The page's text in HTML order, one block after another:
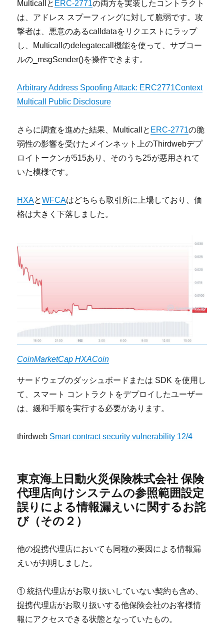
Multicallと ERC-2771の両方を実装したコントラクト
は、アドレス スプーフィングに対して脆弱です。攻
撃者は、悪意のあるcalldataをリクエストにラップ
し、Multicallのdelegatecall機能を使って、サブコー
ルの_msgSender()を操作できます。
Arbitrary Address Spoofing Attack: ERC2771Context
Multicall Public Disclosure
さらに調査を進めた結果、Multicallと ERC-2771の脆
弱性の影響を受けたメインネット上のThirdwebデプ
ロイトークンが515あり、そのうち25が悪用されて
いた模様です。
HXAとWFCAはどちらも取引所に上場しており、価
格は大きく下落しました。
CoinMarketCap HXACoin
サードウェブのダッシュボードまたは SDK を使用し
て、スマート コントラクトをデプロイしたユーザー
は、緩和手順を実行する必要があります。
thirdweb Smart contract security vulnerability 12/4
東京海上日動火災保険株式会社 保険
代理店向けシステムの参照範囲設定
誤りによる情報漏えいに関するお詫
び（その２）
他の提携代理店においても同種の要因による情報漏
えいが判明しました。
① 統括代理店がお取り扱いしていない契約も含め、
提携代理店がお取り扱いする他保険会社のお客様情
報にアクセスできる状態となっていたもの。